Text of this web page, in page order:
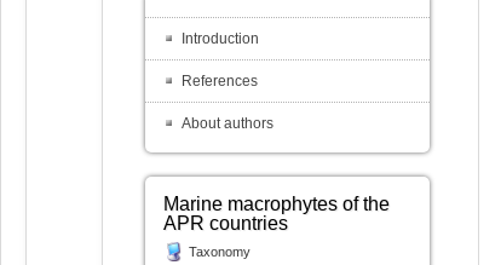
Introduction
References
About authors
Marine macrophytes of the
APR countries
Taxonomy